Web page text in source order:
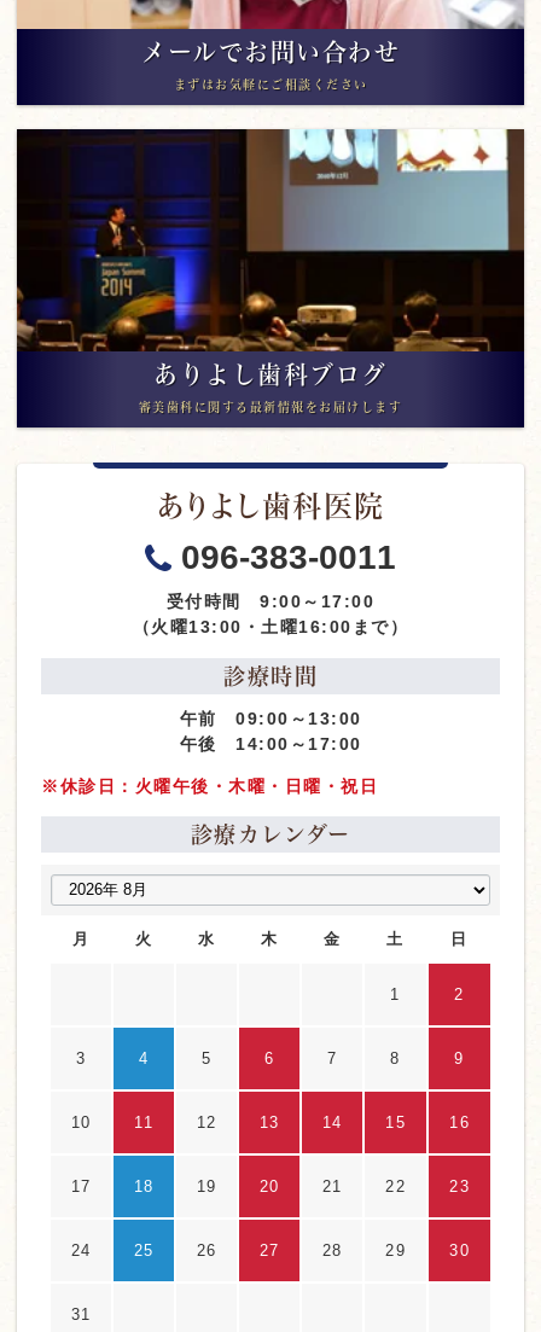
メールでお問い合わせ
まずはお気軽にご相談ください
ありよし歯科ブログ
審美歯科に関する最新情報をお届けします
ありよし歯科医院
096-383-0011
受付時間 9:00～17:00
（火曜13:00・土曜16:00まで）
診療時間
午前 09:00～13:00
午後 14:00～17:00
※休診日：火曜午後・木曜・日曜・祝日
診療カレンダー
月 火 水 木 金 土 日
1 2
3 4 5 6 7 8 9
10 11 12 13 14 15 16
17 18 19 20 21 22 23
24 25 26 27 28 29 30
31